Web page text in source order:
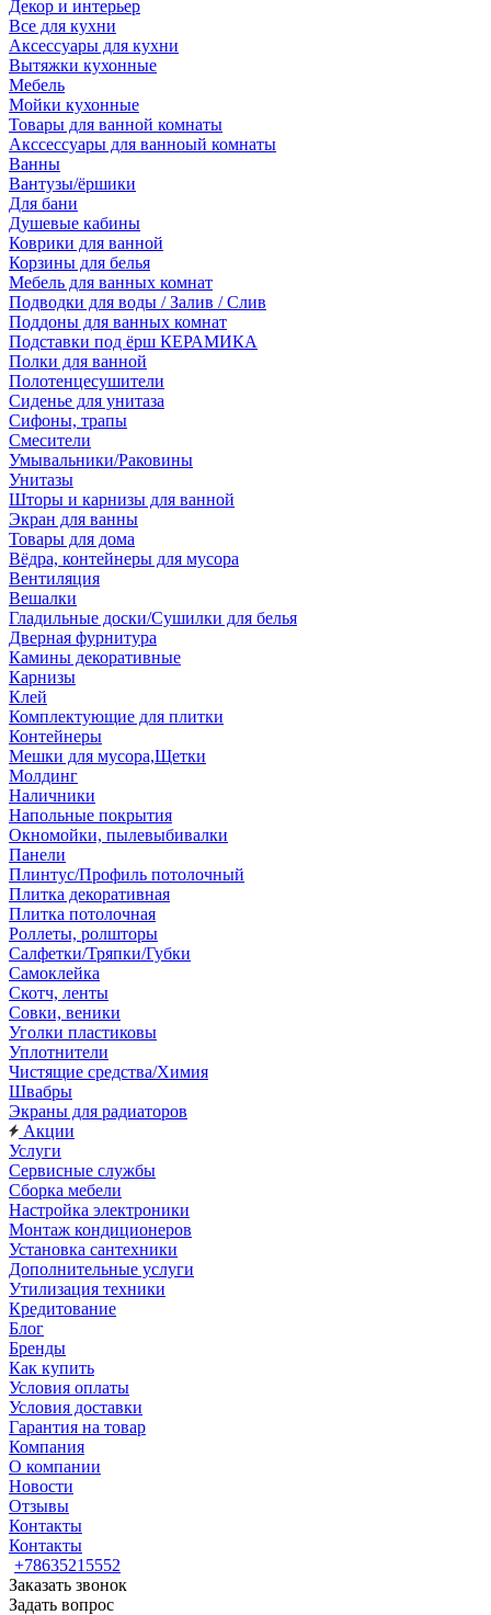
Декор и интерьер
Все для кухни
Аксессуары для кухни
Вытяжки кухонные
Мебель
Мойки кухонные
Товары для ванной комнаты
Акссессуары для ванноый комнаты
Ванны
Вантузы/ёршики
Для бани
Душевые кабины
Коврики для ванной
Корзины для белья
Мебель для ванных комнат
Подводки для воды / Залив / Слив
Поддоны для ванных комнат
Подставки под ёрш КЕРАМИКА
Полки для ванной
Полотенцесушители
Сиденье для унитаза
Сифоны, трапы
Смесители
Умывальники/Раковины
Унитазы
Шторы и карнизы для ванной
Экран для ванны
Товары для дома
Вёдра, контейнеры для мусора
Вентиляция
Вешалки
Гладильные доски/Сушилки для белья
Дверная фурнитура
Камины декоративные
Карнизы
Клей
Комплектующие для плитки
Контейнеры
Мешки для мусора,Щетки
Молдинг
Наличники
Напольные покрытия
Окномойки, пылевыбивалки
Панели
Плинтус/Профиль потолочный
Плитка декоративная
Плитка потолочная
Роллеты, ролшторы
Салфетки/Тряпки/Губки
Самоклейка
Скотч, ленты
Совки, веники
Уголки пластиковы
Уплотнители
Чистящие средства/Химия
Швабры
Экраны для радиаторов
Акции
Услуги
Сервисные службы
Сборка мебели
Настройка электроники
Монтаж кондиционеров
Установка сантехники
Дополнительные услуги
Утилизация техники
Кредитование
Блог
Бренды
Как купить
Условия оплаты
Условия доставки
Гарантия на товар
Компания
О компании
Новости
Отзывы
Контакты
Контакты
+78635215552
Заказать звонок
Задать вопрос